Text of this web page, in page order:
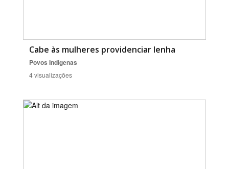
Cabe às mulheres providenciar lenha
Povos Indígenas
4 visualizações